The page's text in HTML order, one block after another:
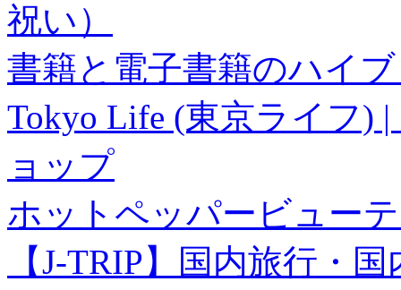
祝い）
書籍と電子書籍のハイ
Tokyo Life (東京ライフ)
ョップ
ホットペッパービュー
【J-TRIP】国内旅行・